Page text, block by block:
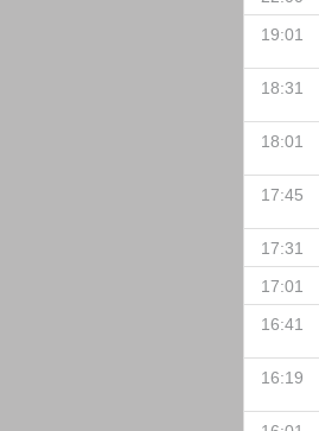
19:01
18:31
18:01
17:45
17:31
17:01
16:41
16:19